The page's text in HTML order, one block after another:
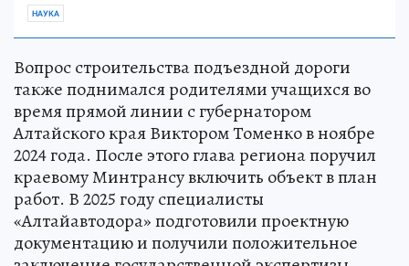
НАУКА
Вопрос строительства подъездной дороги
также поднимался родителями учащихся во
время прямой линии с губернатором
Алтайского края Виктором Томенко в ноябре
2024 года. После этого глава региона поручил
краевому Минтрансу включить объект в план
работ. В 2025 году специалисты
«Алтайавтодора» подготовили проектную
документацию и получили положительное